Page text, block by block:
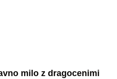
milo z dragocenimi